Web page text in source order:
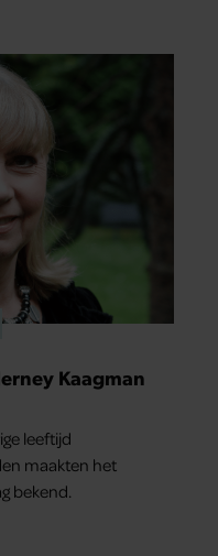
Kaagman
leeftijd
maakten het
bekend.